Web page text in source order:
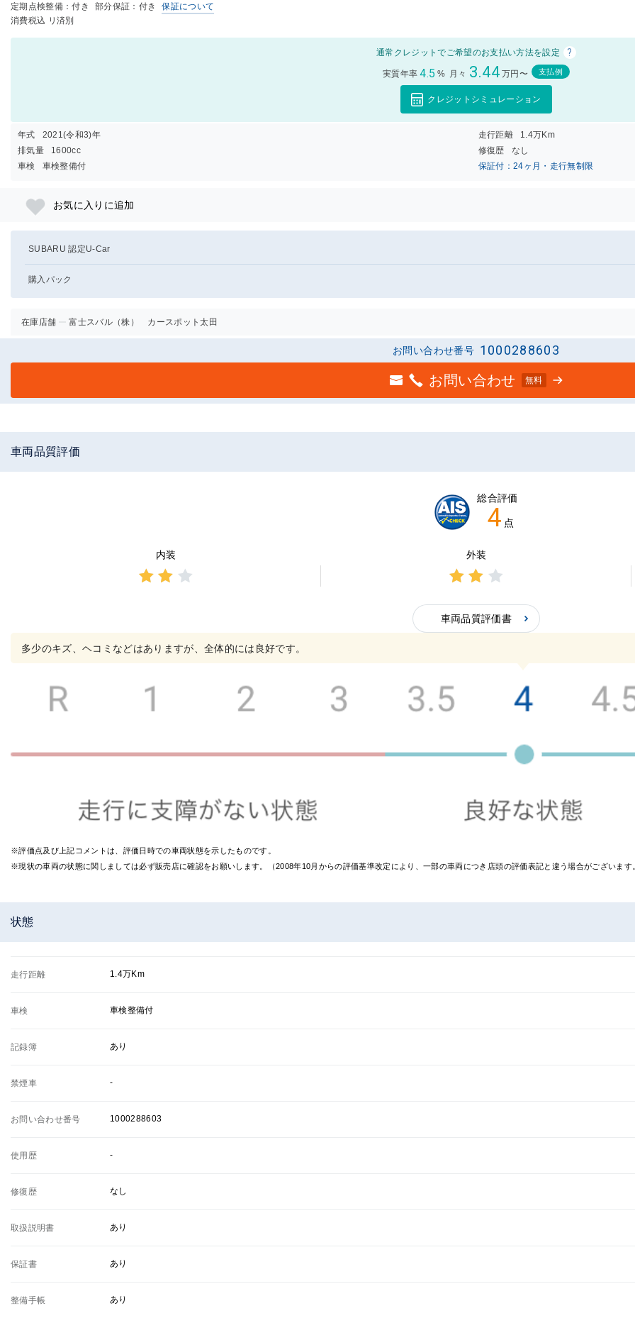
定期点検整備：付き 部分保証：付き
保証について
消費税込 リ済別
通常クレジットでご希望のお支払い方法を設定 ?
実質年率 4.5 % 月々 3.44 万円〜 支払例
クレジットシミュレーション
年式 2021(令和3)年 走行距離
1.4万Km
排気量
1600cc 修復歴
なし
車検
車検整備付 保証付：24ヶ月・走行無制限
お気に入りに追加
SUBARU 認定U-Car
購入パック
在庫店舗 富士スバル（株） カースポット太田
お問い合わせ番号 1000288603
お問い合わせ 無料
車両品質評価
総合評価
4 点
内装 外装
2点の
評価
車両品質評価書
多少のキズ、ヘコミなどはありますが、全体的には良好です。
※評価点及び上記コメントは、評価日時での車両状態を示したものです。
※現状の車両の状態に関しましては必ず販売店に確認をお願いします。（2008年10月からの評価基準改定により、一部の車両につき店頭の評価表記と違う場合がございま
状態
走行距離 1.4万Km
車検 車検整備付
記録簿 あり
禁煙車 -
お問い合わせ番号 1000288603
使用歴 -
修復歴 なし
取扱説明書 あり
保証書 あり
整備手帳 あり